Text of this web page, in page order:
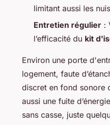
limitant aussi les
Entretien régulier :
l’efficacité du kit
Environ une porte
logement, faute
discret en fond sonore
aussi une fuite
sans casse, juste